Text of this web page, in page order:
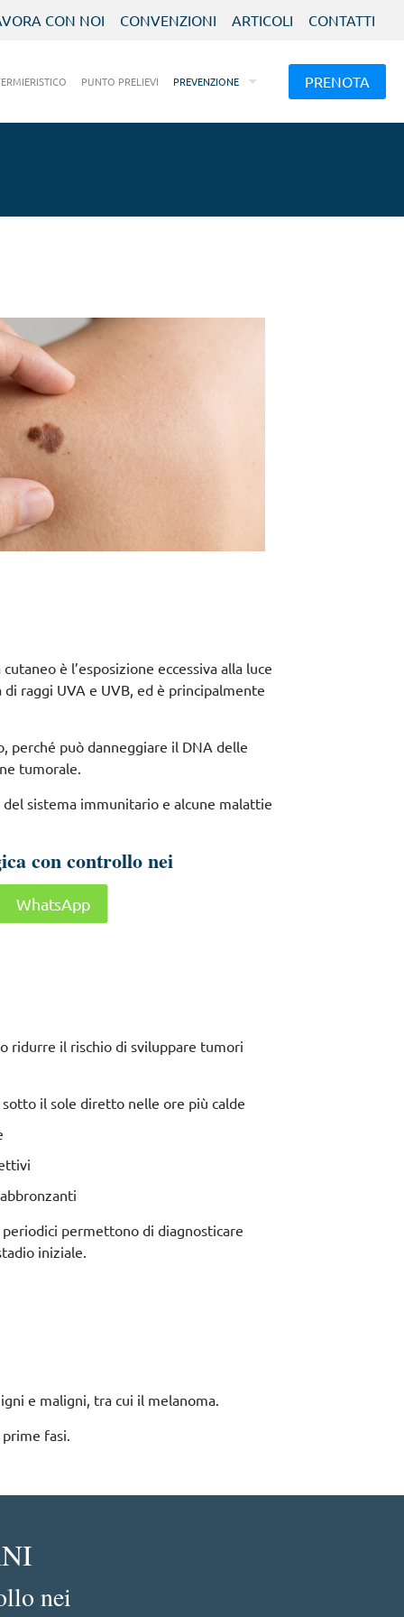
CON NOI CONVENZIONI ARTICOLI CONTATTI
PUNTO PRELIEVI PREVENZIONE PRENOTA
è l’esposizione eccessiva alla luce
raggi UVA e UVB, ed è principalmente
perché può danneggiare il DNA delle
tumorale.
sistema immunitario e alcune malattie
con controllo nei
WhatsApp
ridurre il rischio di sviluppare tumori
il sole diretto nelle ore più calde
permettono di diagnosticare
iniziale.
e maligni, tra cui il melanoma.
fasi.
nei